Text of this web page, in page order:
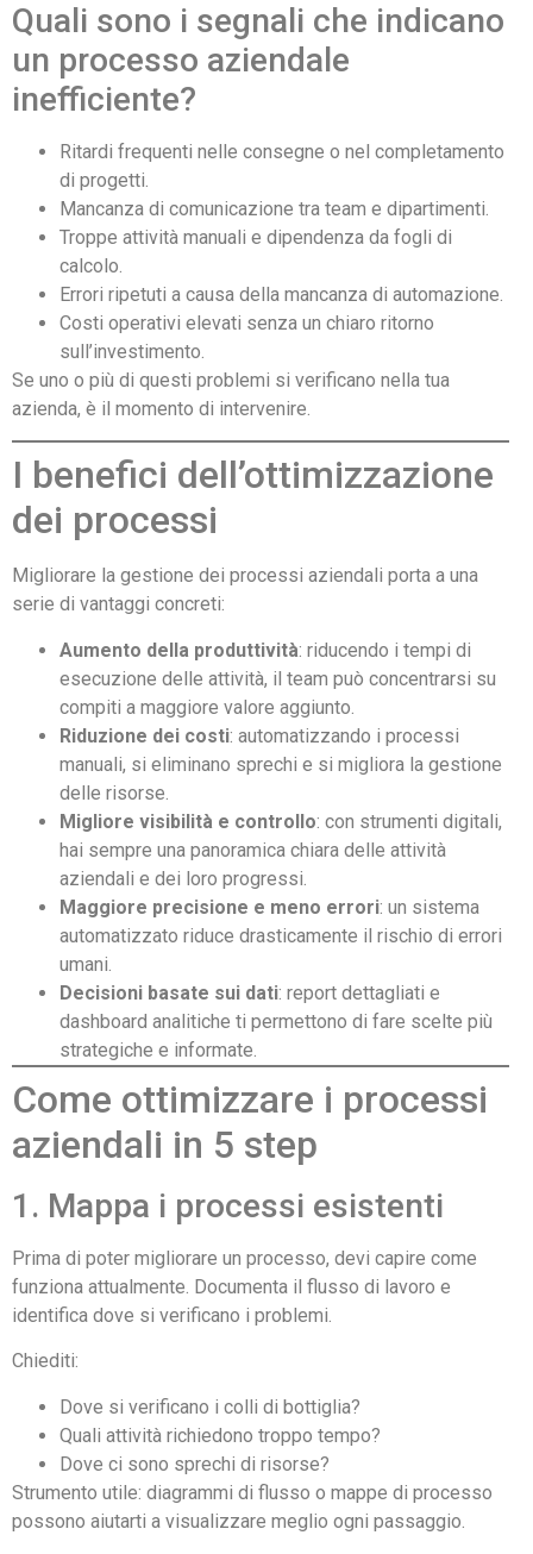
Quali sono i segnali che indicano
un processo aziendale
inefficiente?
Ritardi frequenti nelle consegne o nel completamento
di progetti.
Mancanza di comunicazione tra team e dipartimenti.
Troppe attività manuali e dipendenza da fogli di
calcolo.
Errori ripetuti a causa della mancanza di automazione.
Costi operativi elevati senza un chiaro ritorno
sull’investimento.
Se uno o più di questi problemi si verificano nella tua
azienda, è il momento di intervenire.
I benefici dell’ottimizzazione
dei processi
Migliorare la gestione dei processi aziendali porta a una
serie di vantaggi concreti:
Aumento della produttività: riducendo i tempi di
esecuzione delle attività, il team può concentrarsi su
compiti a maggiore valore aggiunto.
Riduzione dei costi: automatizzando i processi
manuali, si eliminano sprechi e si migliora la gestione
delle risorse.
Migliore visibilità e controllo: con strumenti digitali,
hai sempre una panoramica chiara delle attività
aziendali e dei loro progressi.
Maggiore precisione e meno errori: un sistema
automatizzato riduce drasticamente il rischio di errori
umani.
Decisioni basate sui dati: report dettagliati e
dashboard analitiche ti permettono di fare scelte più
strategiche e informate.
Come ottimizzare i processi
aziendali in 5 step
1. Mappa i processi esistenti
Prima di poter migliorare un processo, devi capire come
funziona attualmente. Documenta il flusso di lavoro e
identifica dove si verificano i problemi.
Chiediti:
Dove si verificano i colli di bottiglia?
Quali attività richiedono troppo tempo?
Dove ci sono sprechi di risorse?
Strumento utile: diagrammi di flusso o mappe di processo
possono aiutarti a visualizzare meglio ogni passaggio.